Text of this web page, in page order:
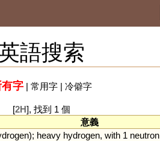
語搜索
有字| 常用字| 冷僻字
[2H], 找到 1 個
意義
); heavy hydrogen, with 1 neutron